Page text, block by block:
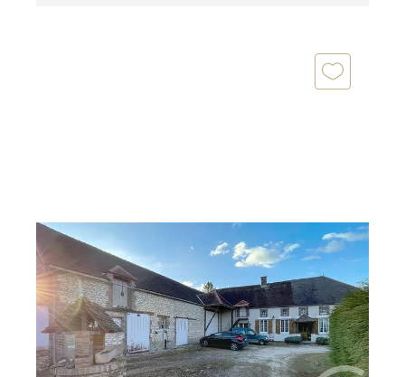
AUXON 10
139,04 m
2, 4 pièces
Ref : 70397
Maison à vendre
195 000 €